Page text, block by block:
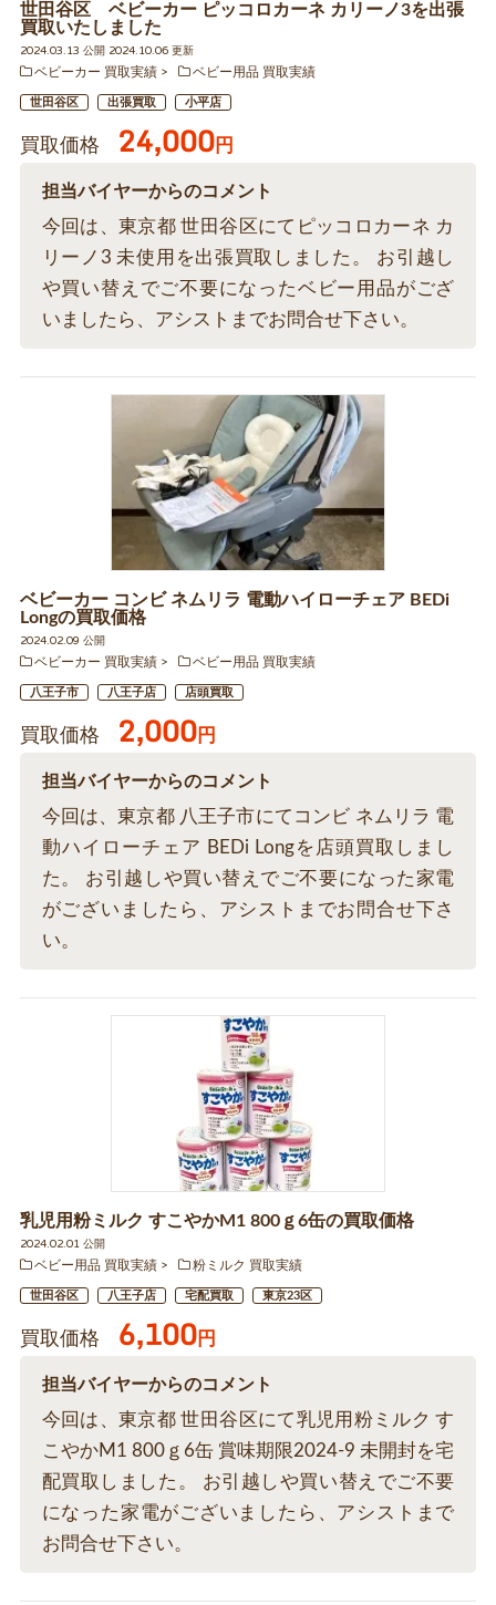
世田谷区 ベビーカー ピッコロカーネ カリーノ3を出張
買取いたしました
2024.03.13 公開 2024.10.06 更新
ベビーカー 買取実績
ベビー用品 買取実績
世田谷区 出張買取 小平店
買取価格 24,000円
担当バイヤーからのコメント
今回は、東京都 世田谷区にてピッコロカーネ カ
リーノ3 未使用を出張買取しました。 お引越し
や買い替えでご不要になったベビー用品がござ
いましたら、アシストまでお問合せ下さい。
ベビーカー コンビ ネムリラ 電動ハイローチェア BEDi
Longの買取価格
2024.02.09 公開
ベビーカー 買取実績
ベビー用品 買取実績
八王子市 八王子店 店頭買取
買取価格 2,000円
担当バイヤーからのコメント
今回は、東京都 八王子市にてコンビ ネムリラ 電
動ハイローチェア BEDi Longを店頭買取しまし
た。 お引越しや買い替えでご不要になった家電
がございましたら、アシストまでお問合せ下さ
い。
乳児用粉ミルク すこやかM1 800ｇ6缶の買取価格
2024.02.01 公開
ベビー用品 買取実績
粉ミルク 買取実績
世田谷区 八王子店 宅配買取 東京23区
買取価格 6,100円
担当バイヤーからのコメント
今回は、東京都 世田谷区にて乳児用粉ミルク す
こやかM1 800ｇ6缶 賞味期限2024-9 未開封を宅
配買取しました。 お引越しや買い替えでご不要
になった家電がございましたら、アシストまで
お問合せ下さい。